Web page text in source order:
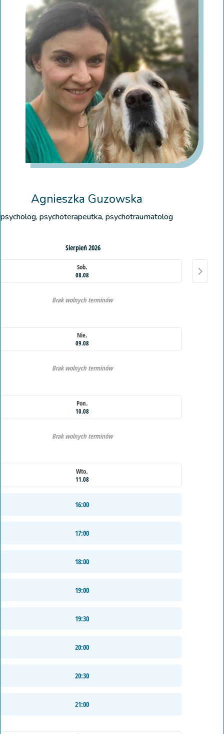
Agnieszka Guzowska
psycholog, psychoterapeutka, psychotraumatolog
Sierpień 2026
Sob.
08.08
Brak wolnych terminów
Nie.
09.08
Brak wolnych terminów
Pon.
10.08
Brak wolnych terminów
Wto.
11.08
16:00
17:00
18:00
19:00
19:30
20:00
20:30
21:00